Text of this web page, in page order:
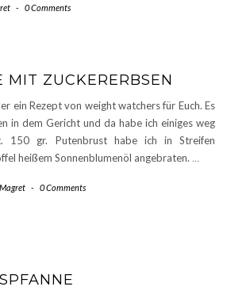
- 0 Comments
MIT ZUCKERERBSEN
ein Rezept von weight watchers für Euch. Es
in dem Gericht und da habe ich einiges weg
150 gr. Putenbrust habe ich in Streifen
heißem Sonnenblumenöl angebraten. …
Magret - 0 Comments